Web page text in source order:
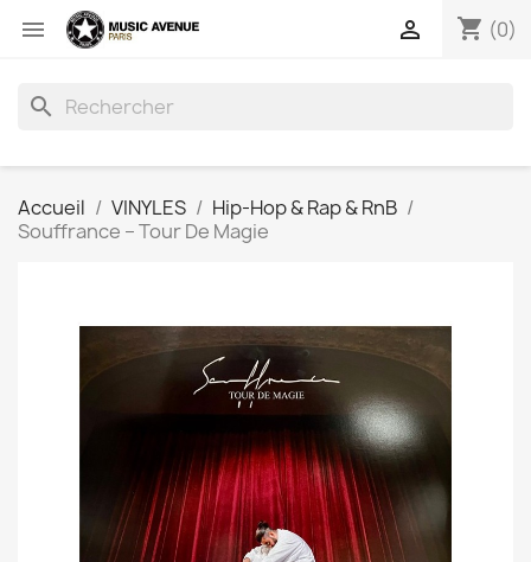
 shopping_cart (0)

search
Accueil VINYLES
Hip-Hop & Rap & RnB
Souffrance ‎– Tour De Magie